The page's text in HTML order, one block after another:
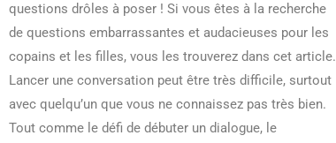
questions drôles à poser ! Si vous êtes à la recherche
de questions embarrassantes et audacieuses pour les
copains et les filles, vous les trouverez dans cet article.
Lancer une conversation peut être très difficile, surtout
avec quelqu’un que vous ne connaissez pas très bien.
Tout comme le défi de débuter un dialogue, le